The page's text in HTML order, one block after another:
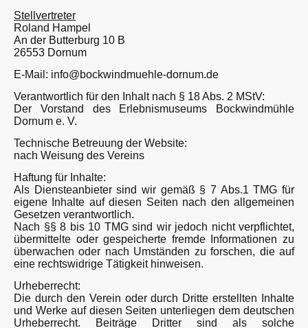
Stellvertreter
Roland Hampel
An der Butterburg 10 B
26553 Dornum
E-Mail: info@bockwindmuehle-dornum.de
Verantwortlich für den Inhalt nach § 18 Abs. 2 MStV:
Der Vorstand des Erlebnismuseums Bockwindmühle
Dornum e. V.
Technische Betreuung der Website:
nach Weisung des Vereins
Haftung für Inhalte:
Als Diensteanbieter sind wir gemäß § 7 Abs.1 TMG für
eigene Inhalte auf diesen Seiten nach den allgemeinen
Gesetzen verantwortlich.
Nach §§ 8 bis 10 TMG sind wir jedoch nicht verpflichtet,
übermittelte oder gespeicherte fremde Informationen zu
überwachen oder nach Umständen zu forschen, die auf
eine rechtswidrige Tätigkeit hinweisen.
Urheberrecht:
Die durch den Verein oder durch Dritte erstellten Inhalte
und Werke auf diesen Seiten unterliegen dem deutschen
Urheberrecht. Beiträge Dritter sind als solche